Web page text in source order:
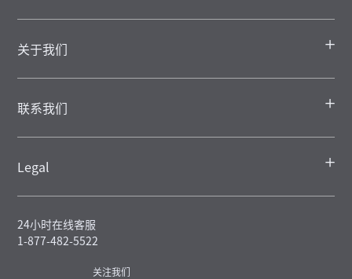
关于我们
联系我们
Legal
24小时在线客服
1-877-482-5522
关注我们